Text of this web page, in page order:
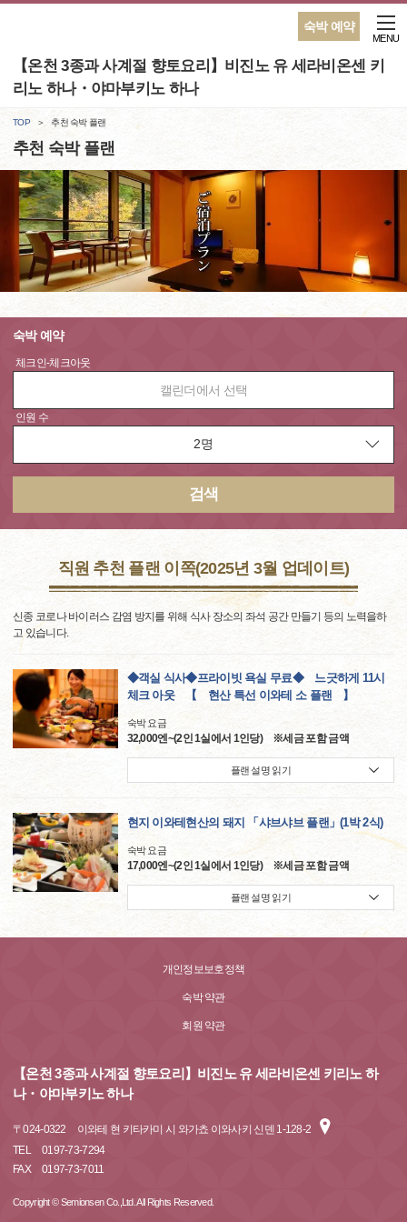
숙박 예약
【온천 3종과 사계절 향토요리】비진노 유 세라비온센 키
리노 하나・야마부키노 하나
MENU
TOP 추천 숙박 플랜
추천 숙박 플랜
숙박 예약
체크인-체크아웃
캘린더에서 선택
인원 수
검색
직원 추천 플랜 이쪽(2025년 3월 업데이트)
신종 코로나 바이러스 감염 방지를 위해 식사 장소의 좌석 공간 만들기 등의 노력을하
고 있습니다.
◆객실 식사◆프라이빗 욕실 무료◆ 느긋하게 11시
체크 아웃 【 현산 특선 이와테 소 플랜 】
숙박 요금
32,000엔~(2인 1실에서 1인당) ※세금 포함 금액
플랜 설명 읽기
현지 이와테현산의 돼지 「샤브샤브 플랜」(1박 2식)
숙박 요금
17,000엔~(2인 1실에서 1인당) ※세금 포함 금액
플랜 설명 읽기
개인정보보호정책
숙박 약관
회원 약관
【온천 3종과 사계절 향토요리】비진노 유 세라비온센 키리노 하
나・야마부키노 하나
〒024-0322
이와테 현 키타카미 시 와가쵸 이와사키 신덴 1-128-2
TEL
0197-73-7294
FAX
0197-73-7011
Copyright © Semionsen Co.,Ltd. All Rights Reserved.